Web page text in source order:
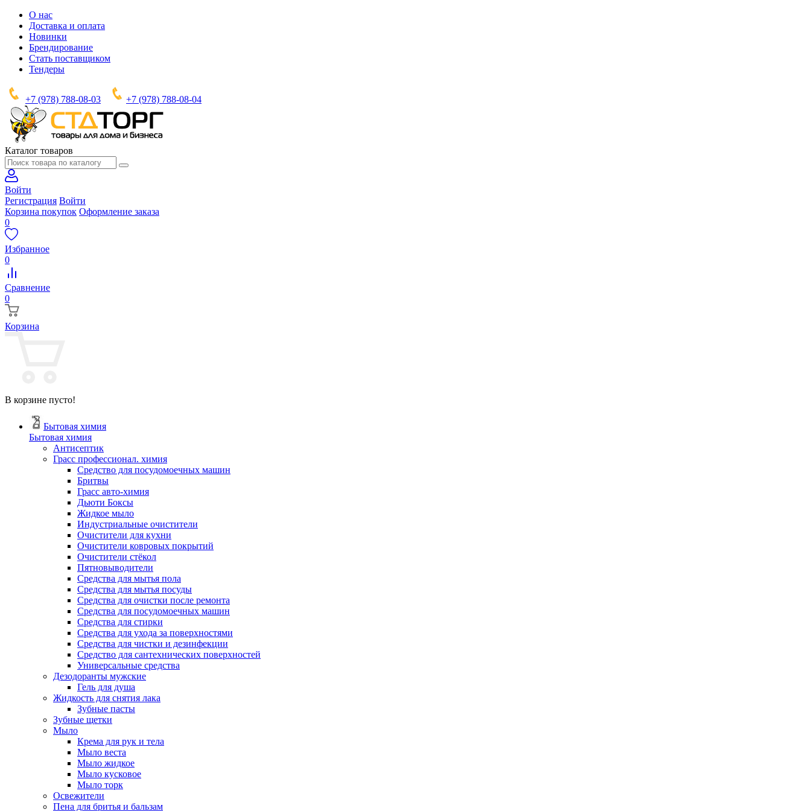
О нас
Доставка и оплата
Новинки
Брендирование
Стать поставщиком
Тендеры
+7 (978) 788-08-03 +7 (978) 788-08-04
Каталог товаров
Войти
Регистрация Войти
Корзина покупок Оформление заказа
0
Избранное
0
Сравнение
0
Корзина
В корзине пусто!
Бытовая химия
Бытовая химия
Антисептик
Грасс профессионал. химия
Cредство для посудомоечных машин
Бритвы
Грасс авто-химия
Дьюти Боксы
Жидкое мыло
Индустриальные очистители
Очистители для кухни
Очистители ковровых покрытий
Очистители стёкол
Пятновыводители
Средства для мытья пола
Средства для мытья посуды
Средства для очистки после ремонта
Средства для посудомоечных машин
Средства для стирки
Средства для ухода за поверхностями
Средства для чистки и дезинфекции
Средство для сантехнических поверхностей
Универсальные средства
Дезодоранты мужские
Гель для душа
Жидкость для снятия лака
Зубные пасты
Зубные щетки
Мыло
Крема для рук и тела
Мыло веста
Мыло жидкое
Мыло кусковое
Мыло торк
Освежители
Пена для бритья и бальзам